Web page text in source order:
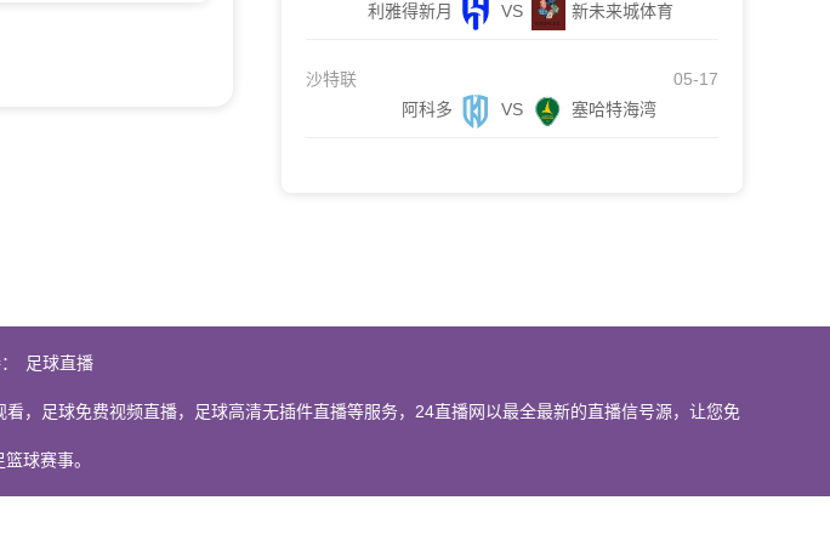
利雅得新月
VS 新未来城体育
沙特联
05-17
阿科多
VS 塞哈特海湾
足球直播
，足球免费视频直播，足球高清无插件直播等服务，24直播网以最全最新的直播信号源，让您免
球赛事。